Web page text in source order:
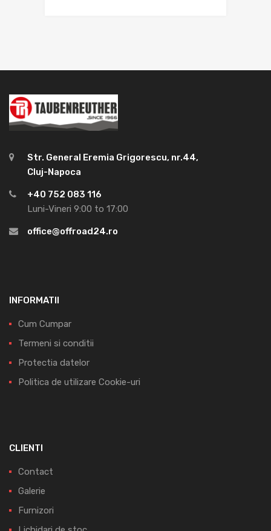
Str. General Eremia Grigorescu, nr.44,
Cluj-Napoca
+40 752 083 116
Luni-Vineri 9:00 to 17:00
office@offroad24.ro
INFORMATII
Cum Cumpar
Termeni si conditii
Protectia datelor
Politica de utilizare Cookie-uri
CLIENTI
Contact
Galerie
Furnizori